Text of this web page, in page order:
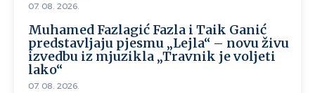
07. 08. 2026.
Muhamed Fazlagić Fazla i Taik Ganić
predstavljaju pjesmu „Lejla“ – novu živu
izvedbu iz mjuzikla „Travnik je voljeti
lako“
07. 08. 2026.